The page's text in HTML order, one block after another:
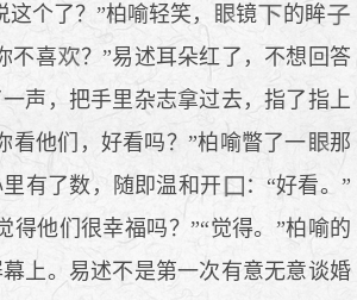
个了？”柏喻轻笑，
镜
的眸
不喜
？”易述耳朵红了，不想回答
声，把手里杂志拿过去，指了指上
看他们，好看吗？”柏喻瞥了一
那
有了数，随即温和开
：“好看。”
得他们很幸福吗？”“觉得。”柏喻的
上。易述不是第一次有意无意谈婚